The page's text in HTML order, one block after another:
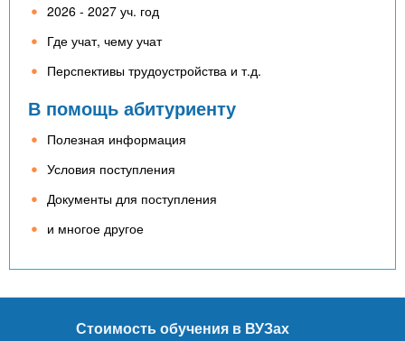
2026 - 2027 уч. год
Где учат, чему учат
Перспективы трудоустройства и т.д.
В помощь абитуриенту
Полезная информация
Условия поступления
Документы для поступления
и многое другое
Стоимость обучения в ВУЗах